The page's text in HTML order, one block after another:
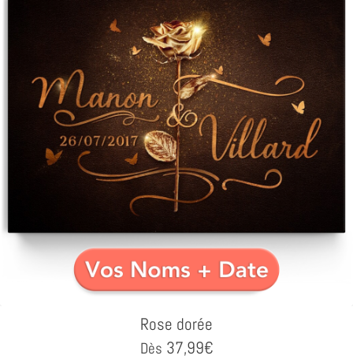
Rose dorée
Dès 37,99€